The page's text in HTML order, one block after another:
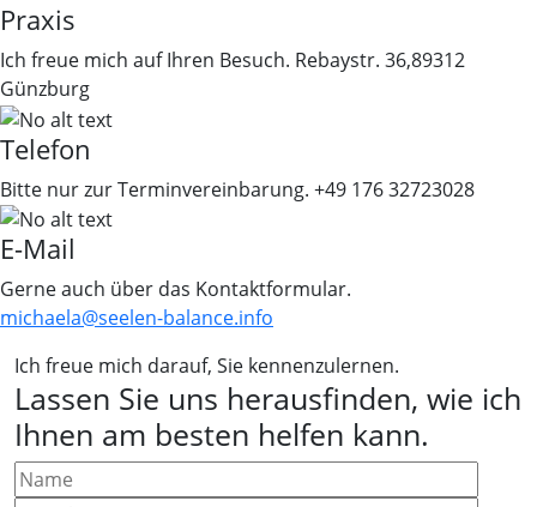
Praxis
Ich freue mich auf Ihren Besuch. Rebaystr. 36,89312
Günzburg
Telefon
Bitte nur zur Terminvereinbarung. +49 176 32723028
E-Mail
Gerne auch über das Kontaktformular.
michaela@seelen-balance.info
Ich freue mich darauf, Sie kennenzulernen.
Lassen Sie uns herausfinden, wie ich
Ihnen am besten helfen kann.